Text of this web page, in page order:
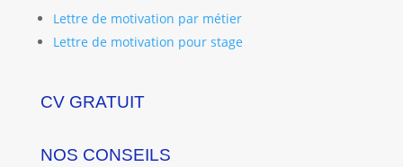
Lettre de motivation par métier
Lettre de motivation pour stage
CV GRATUIT
NOS CONSEILS